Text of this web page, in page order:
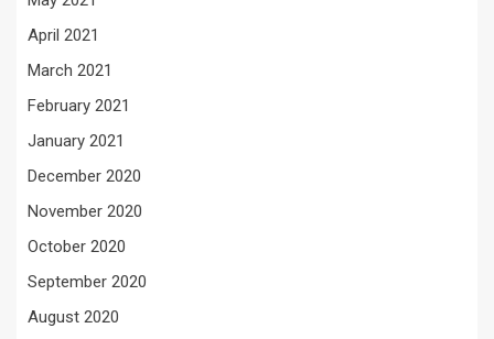
April 2021
March 2021
February 2021
January 2021
December 2020
November 2020
October 2020
September 2020
August 2020